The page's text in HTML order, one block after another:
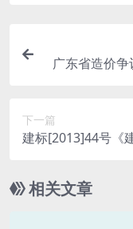
广东省造价
下一篇
建标[2013]44号《
相关文章